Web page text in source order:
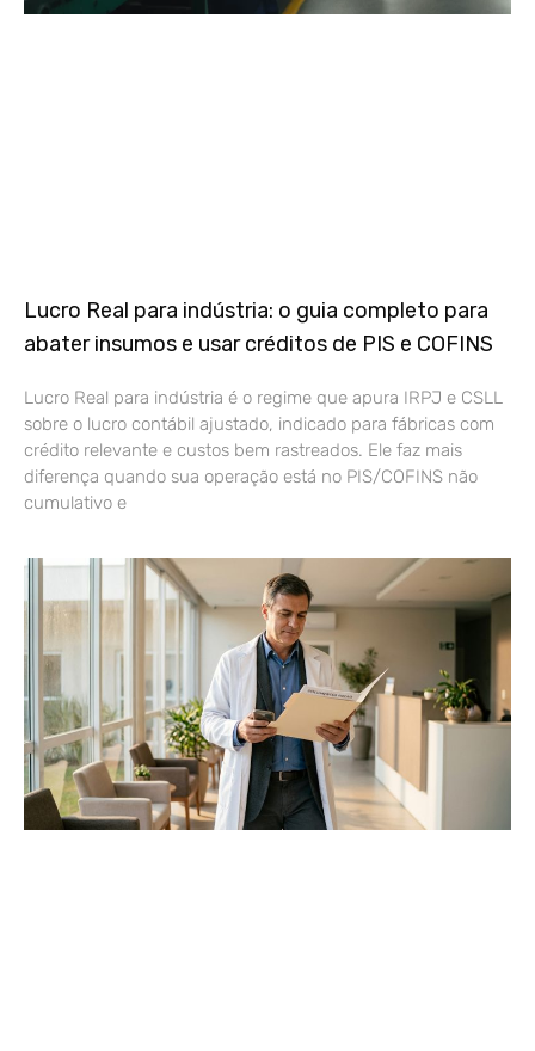
Lucro Real para indústria: o guia completo para
abater insumos e usar créditos de PIS e COFINS
Lucro Real para indústria é o regime que apura IRPJ e CSLL
sobre o lucro contábil ajustado, indicado para fábricas com
crédito relevante e custos bem rastreados. Ele faz mais
diferença quando sua operação está no PIS/COFINS não
cumulativo e